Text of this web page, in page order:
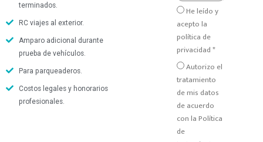
terminados.
RC viajes al exterior.
Amparo adicional durante
prueba de vehículos.
Para parqueaderos.
Costos legales y honorarios
profesionales.
He leído y
acepto la
política de
privacidad *
Autorizo el
tratamiento
de mis datos
de acuerdo
con la Política
de